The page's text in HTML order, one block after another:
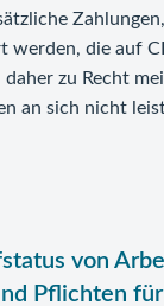
werden, die auf
zu Recht
an sich nicht
von
Pflichten